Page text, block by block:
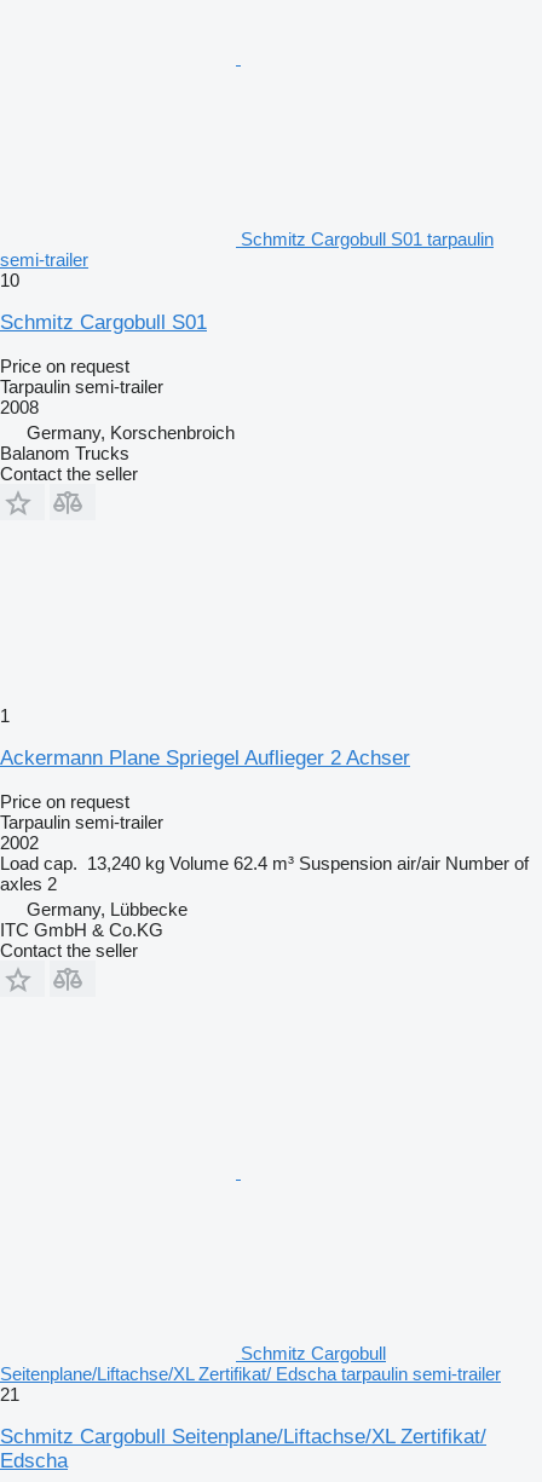
Schmitz Cargobull S01 tarpaulin
semi-trailer
10
Schmitz Cargobull S01
Price on request
Tarpaulin semi-trailer
2008
Germany, Korschenbroich
Balanom Trucks
Contact the seller
1
Ackermann Plane Spriegel Auflieger 2 Achser
Price on request
Tarpaulin semi-trailer
2002
Load cap. 13,240 kg Volume 62.4 m³ Suspension air/air Number of
axles 2
Germany, Lübbecke
ITC GmbH & Co.KG
Contact the seller
Schmitz Cargobull
Seitenplane/Liftachse/XL Zertifikat/ Edscha tarpaulin semi-trailer
21
Schmitz Cargobull Seitenplane/Liftachse/XL Zertifikat/
Edscha